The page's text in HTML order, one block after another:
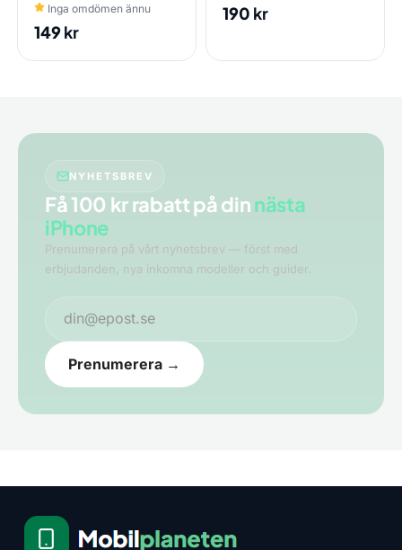
Inga omdömen ännu
149kr
190 kr
NYHETSBREV
Få 100 kr rabatt på dinnästa
iPhone
Prenumerera på vårt nyhetsbrev — först med
erbjudanden, nya inkomna modeller och guider.